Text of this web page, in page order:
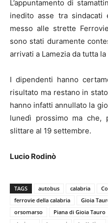
L’appuntamento di
inedito asse tra sindacati
messo alle strette
sono stati duramente
arrivati a Lamezia da tutta
I dipendenti hanno
risultato ma restano in
hanno infatti annullato la
lunedì prossimo ma che,
slittare al 19 settembre.
Lucio Rodinò
TAGS autobus calabria
ferrovie della calabria
Gioia
orsomarso
Piana di Gioia Tauro